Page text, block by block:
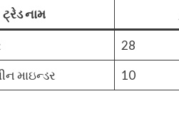
ટ્રેડ નામ
28
માઇન્ડર
10